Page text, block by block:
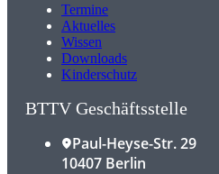
Termine
Aktuelles
Wissen
Downloads
Kinderschutz
BTTV Geschäftsstelle
Paul-Heyse-Str. 29
10407 Berlin